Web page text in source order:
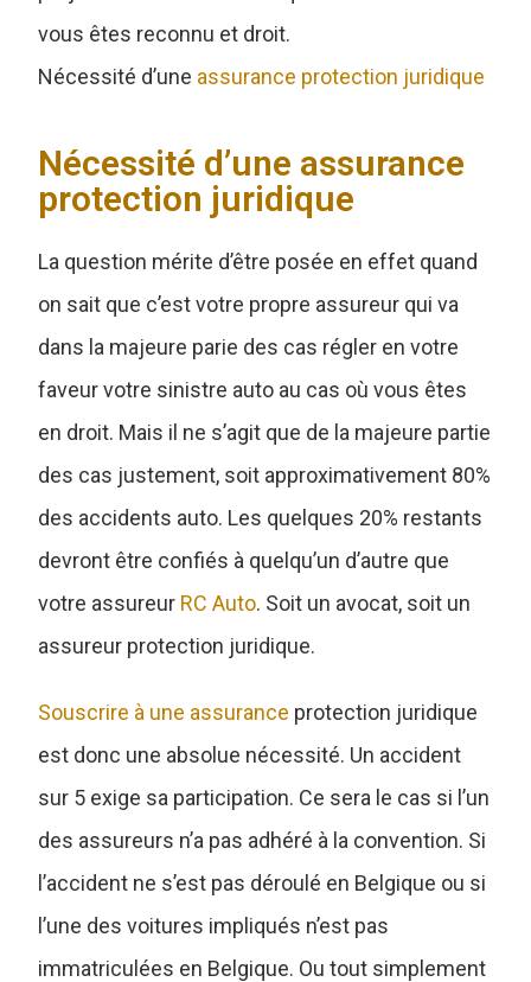
vous êtes reconnu et droit.
Nécessité d’une assurance protection juridique
Nécessité d’une assurance
protection juridique
La question mérite d’être posée en effet quand
on sait que c’est votre propre assureur qui va
dans la majeure parie des cas régler en votre
faveur votre sinistre auto au cas où vous êtes
en droit. Mais il ne s’agit que de la majeure partie
des cas justement, soit approximativement 80%
des accidents auto. Les quelques 20% restants
devront être confiés à quelqu’un d’autre que
votre assureur RC Auto. Soit un avocat, soit un
assureur protection juridique.
Souscrire à une assurance protection juridique
est donc une absolue nécessité. Un accident
sur 5 exige sa participation. Ce sera le cas si l’un
des assureurs n’a pas adhéré à la convention. Si
l’accident ne s’est pas déroulé en Belgique ou si
l’une des voitures impliqués n’est pas
immatriculées en Belgique. Ou tout simplement